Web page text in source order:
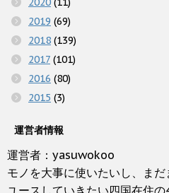
2019 (69)
2018 (139)
2017 (101)
2016 (80)
2015 (3)
運営者情報
運営者：yasuwokoo
モノを大事に使いたいし、ま
ユースしていきたい四国在住